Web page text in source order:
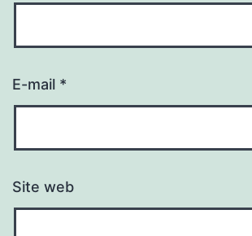
E-mail *
Site web